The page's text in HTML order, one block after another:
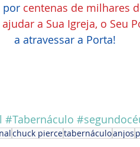
por centenas de milhares
a Sua Igreja, o Seu
a atravessar a Porta!
#Tabernáculo
chuck piercetabernáculoanjos